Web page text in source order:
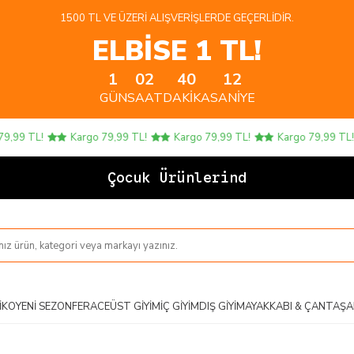
1500 TL VE ÜZERI ALIŞVERIŞLERDE GEÇERLIDIR.
ELBİSE 1 TL!
1
GÜN
02
SAAT
40
DAKIKA
11
SANIYE
TL! Kargo 79,99 TL! Kargo 79,99 TL! Kargo 79,99 TL!
Çocuk Ürünlerinde 4 AL
YENI SEZONFERACEÜST GIYIMİÇ GIYIMDIŞ GIYIMAYAKKABI & ÇANTA